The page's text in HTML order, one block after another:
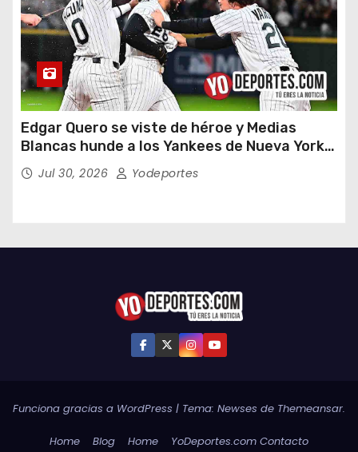
Edgar Quero se viste de héroe y Medias
Blancas hunde a los Yankees de Nueva York
en doce entradas
Jul 30, 2026 Yodeportes
Funciona gracias a WordPress | Tema: Newses de Themeansar.
Home Blog Home YoDeportes.com Contacto